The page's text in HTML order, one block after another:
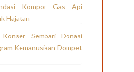
Kompor Gas Api
Hajatan
Sembari Donasi
Kemanusiaan Dompet